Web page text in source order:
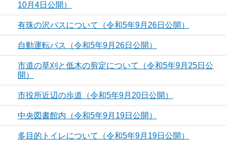
10月4日公開）
有珠の沢バスについて（令和5年9月26日公開）
自動運転バス（令和5年9月26日公開）
市道の草刈と低木の剪定について（令和5年9月25日公
開）
市役所近辺の歩道（令和5年9月20日公開）
中央図書館内（令和5年9月19日公開）
多目的トイレについて（令和5年9月19日公開）